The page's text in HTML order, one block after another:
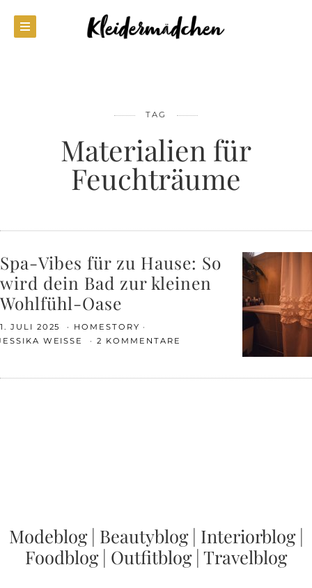
TAG
Materialien für
Feuchträume
Spa-Vibes für zu Hause: So
wird dein Bad zur kleinen
Wohlfühl-Oase
1. JULI 2025
HOMESTORY
WEISSE
2 KOMMENTARE
Modeblog| Beautyblog| Interiorblog|
Foodblog| Outfitblog| Travelblog